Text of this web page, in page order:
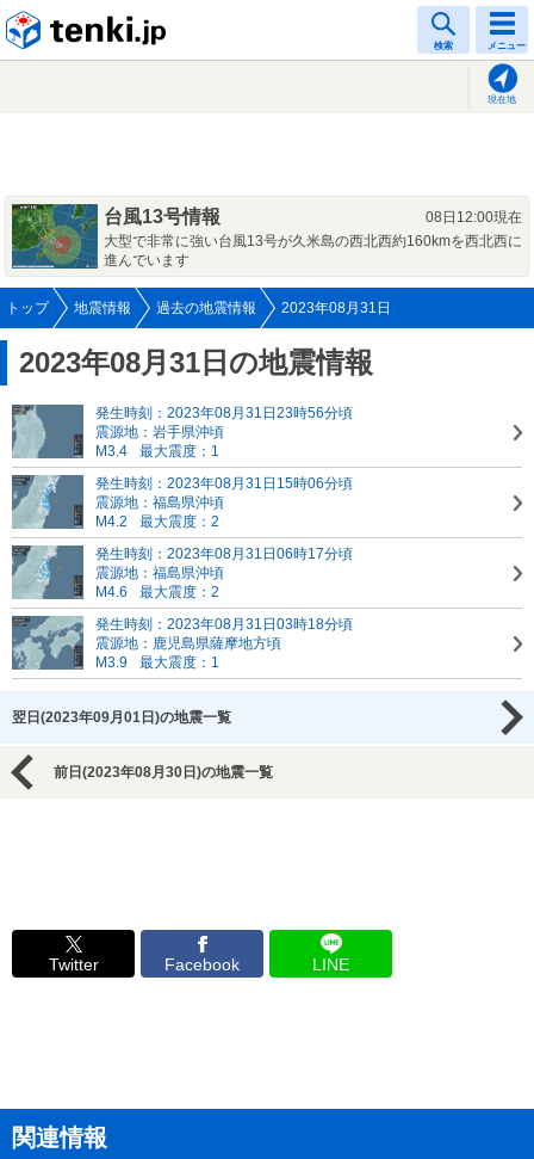
検索 メニュー
現在地
台風13号情報
08日12:00現在
大型で非常に強い台風13号が久米島の西北西約160kmを西北西に
進んでいます
トップ 地震情報 過去の地震情報 2023年08月31日
2023年08月31日の地震情報
発生時刻：2023年08月31日23時56分頃
震源地：岩手県沖頃
M3.4
最大震度：1
発生時刻：2023年08月31日15時06分頃
震源地：福島県沖頃
M4.2
最大震度：2
発生時刻：2023年08月31日06時17分頃
震源地：福島県沖頃
M4.6
最大震度：2
発生時刻：2023年08月31日03時18分頃
震源地：鹿児島県薩摩地方頃
M3.9
最大震度：1
翌日(2023年09月01日)の地震一覧
前日(2023年08月30日)の地震一覧
Twitter Facebook LINE
関連情報